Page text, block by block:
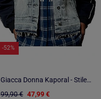
-52%
Giacca Donna Kaporal - Stile e Comfort
99,90 € 47,99 €